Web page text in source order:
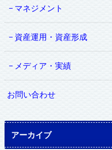
マネジメント
資産運用・資産形成
メディア・実績
お問い合わせ
アーカイブ